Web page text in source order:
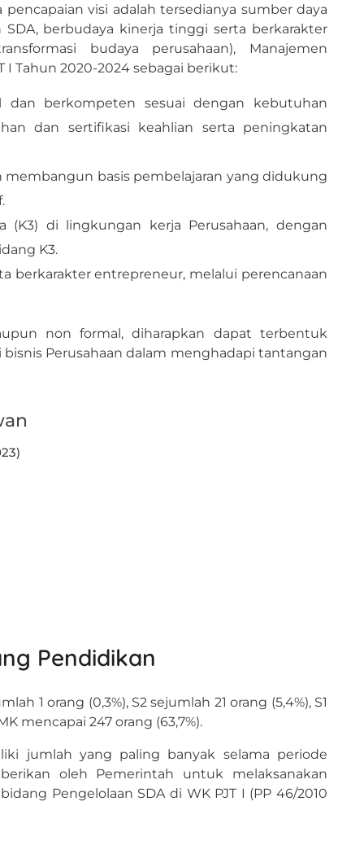
visi adalah tersedianya sumber daya
berbudaya kinerja tinggi serta berkarakter
budaya perusahaan), Manajemen
I Tahun 2020-2024 sebagai berikut:
dan berkompeten sesuai dengan kebutuhan
dan sertifikasi keahlian serta peningkatan
basis pembelajaran yang didukung
(K3) di lingkungan kerja Perusahaan, dengan
K3.
berkarakter entrepreneur, melalui perencanaan
non formal, diharapkan dapat terbentuk
Perusahaan dalam menghadapi tantangan
Pendidikan
1 orang (0,3%), S2 sejumlah 21 orang (5,4%), S1
mencapai 247 orang (63,7%).
jumlah yang paling banyak selama periode
oleh Pemerintah untuk melaksanakan
Pengelolaan SDA di WK PJT I (PP 46/2010